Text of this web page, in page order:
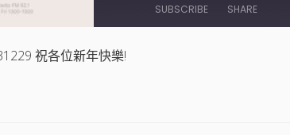
SUBSCRIBE SHARE
祝各位新年快樂!